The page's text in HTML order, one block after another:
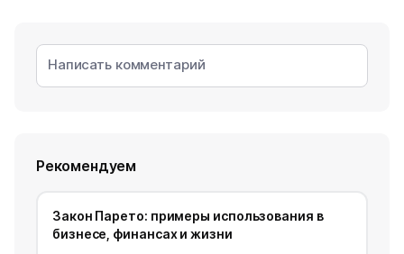
Рекомендуем
Закон Парето: примеры использования в
бизнесе, финансах и жизни